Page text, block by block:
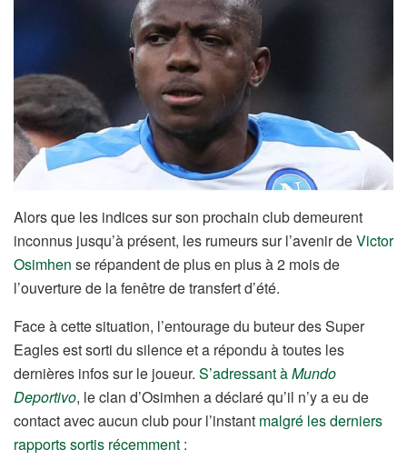
Alors que les indices sur son prochain club demeurent
inconnus jusqu’à présent, les rumeurs sur l’avenir deVictor
Osimhen se répandent de plus en plus à 2 mois de
l’ouverture de la fenêtre de transfert d’été.
Face à cette situation, l’entourage du buteur des Super
Eagles est sorti du silence et a répondu à toutes les
dernières infos sur le joueur. S’adressant àMundo
Deportivo, le clan d’Osimhen a déclaré qu’il n’y a eu de
contact avec aucun club pour l’instant malgré les derniers
rapports sortis récemment :